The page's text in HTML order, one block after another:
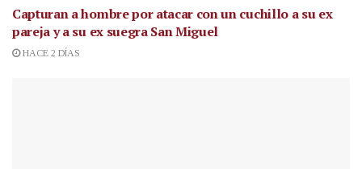
Capturan a hombre por atacar con un cuchillo a su ex
pareja y a su ex suegra San Miguel
HACE 2 DÍAS